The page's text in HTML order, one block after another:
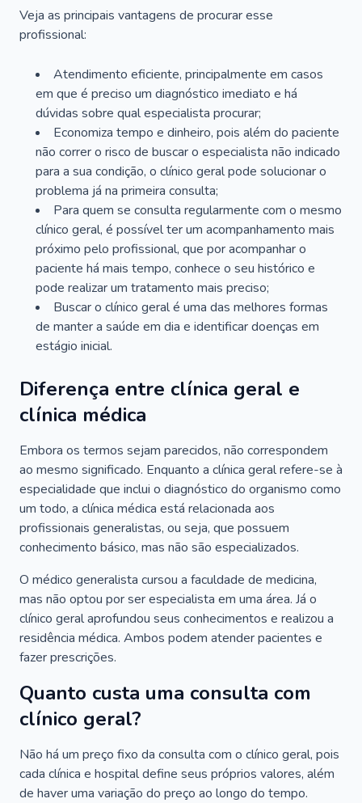
Veja as principais vantagens de procurar esse
profissional:
Atendimento eficiente, principalmente em casos
em que é preciso um diagnóstico imediato e há
dúvidas sobre qual especialista procurar;
Economiza tempo e dinheiro, pois além do paciente
não correr o risco de buscar o especialista não indicado
para a sua condição, o clínico geral pode solucionar o
problema já na primeira consulta;
Para quem se consulta regularmente com o mesmo
clínico geral, é possível ter um acompanhamento mais
próximo pelo profissional, que por acompanhar o
paciente há mais tempo, conhece o seu histórico e
pode realizar um tratamento mais preciso;
Buscar o clínico geral é uma das melhores formas
de manter a saúde em dia e identificar doenças em
estágio inicial.
Diferença entre clínica geral e
clínica médica
Embora os termos sejam parecidos, não correspondem
ao mesmo significado. Enquanto a clínica geral refere-se à
especialidade que inclui o diagnóstico do organismo como
um todo, a clínica médica está relacionada aos
profissionais generalistas, ou seja, que possuem
conhecimento básico, mas não são especializados.
O médico generalista cursou a faculdade de medicina,
mas não optou por ser especialista em uma área. Já o
clínico geral aprofundou seus conhecimentos e realizou a
residência médica. Ambos podem atender pacientes e
fazer prescrições.
Quanto custa uma consulta com
clínico geral?
Não há um preço fixo da consulta com o clínico geral, pois
cada clínica e hospital define seus próprios valores, além
de haver uma variação do preço ao longo do tempo.